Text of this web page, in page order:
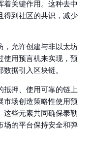
着关键作用。这种去中
得到社区的共识，减少
，允许创建与非以太坊
使用预言机来实现，预
据引入区块链。
抵押、使用可靠的链上
市场创造策略性使用预
这些元素共同确保泰勒
场的平台保持安全和弹